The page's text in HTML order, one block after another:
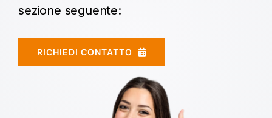
sezione seguente:
RICHIEDI CONTATTO